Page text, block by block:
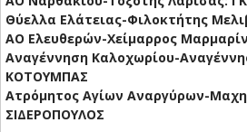
Θύελλα Ελάτειας-Φιλοκτήτης
ΑΟ Ελευθερών-Χείμαρρος
Αναγέννηση Καλοχωρίου-
ΚΟΤΟΥΜΠΑΣ
Ατρόμητος Αγίων Αναργύρων-
ΣΙΔΕΡΟΠΟΥΛΟΣ